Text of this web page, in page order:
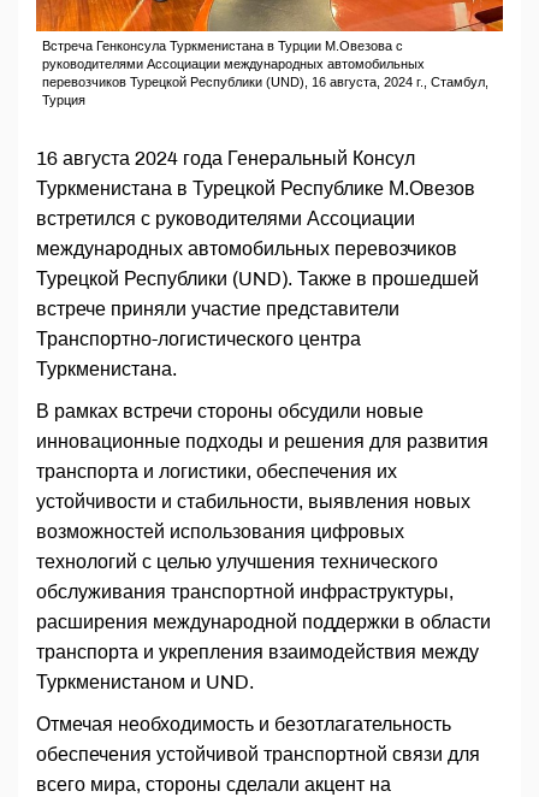
Встреча Генконсула Туркменистана в Турции М.Овезова с
руководителями Ассоциации международных автомобильных
перевозчиков Турецкой Республики (UND), 16 августа, 2024 г., Стамбул,
Турция
16 августа 2024 года Генеральный Консул
Туркменистана в Турецкой Республике М.Овезов
встретился с руководителями Ассоциации
международных автомобильных перевозчиков
Турецкой Республики (UND). Также в прошедшей
встрече приняли участие представители
Транспортно-логистического центра
Туркменистана.
В рамках встречи стороны обсудили новые
инновационные подходы и решения для развития
транспорта и логистики, обеспечения их
устойчивости и стабильности, выявления новых
возможностей использования цифровых
технологий с целью улучшения технического
обслуживания транспортной инфраструктуры,
расширения международной поддержки в области
транспорта и укрепления взаимодействия между
Туркменистаном и UND.
Отмечая необходимость и безотлагательность
обеспечения устойчивой транспортной связи для
всего мира, стороны сделали акцент на